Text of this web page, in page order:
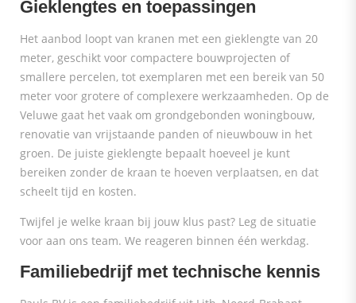
Gieklengtes en toepassingen
Het aanbod loopt van kranen met een gieklengte van 20
meter, geschikt voor compactere bouwprojecten of
smallere percelen, tot exemplaren met een bereik van 50
meter voor grotere of complexere werkzaamheden. Op de
Veluwe gaat het vaak om grondgebonden woningbouw,
renovatie van vrijstaande panden of nieuwbouw in het
groen. De juiste gieklengte bepaalt hoeveel je kunt
bereiken zonder de kraan te hoeven verplaatsen, en dat
scheelt tijd en kosten.
Twijfel je welke kraan bij jouw klus past? Leg de situatie
voor aan ons team. We reageren binnen één werkdag.
Familiebedrijf met technische kennis